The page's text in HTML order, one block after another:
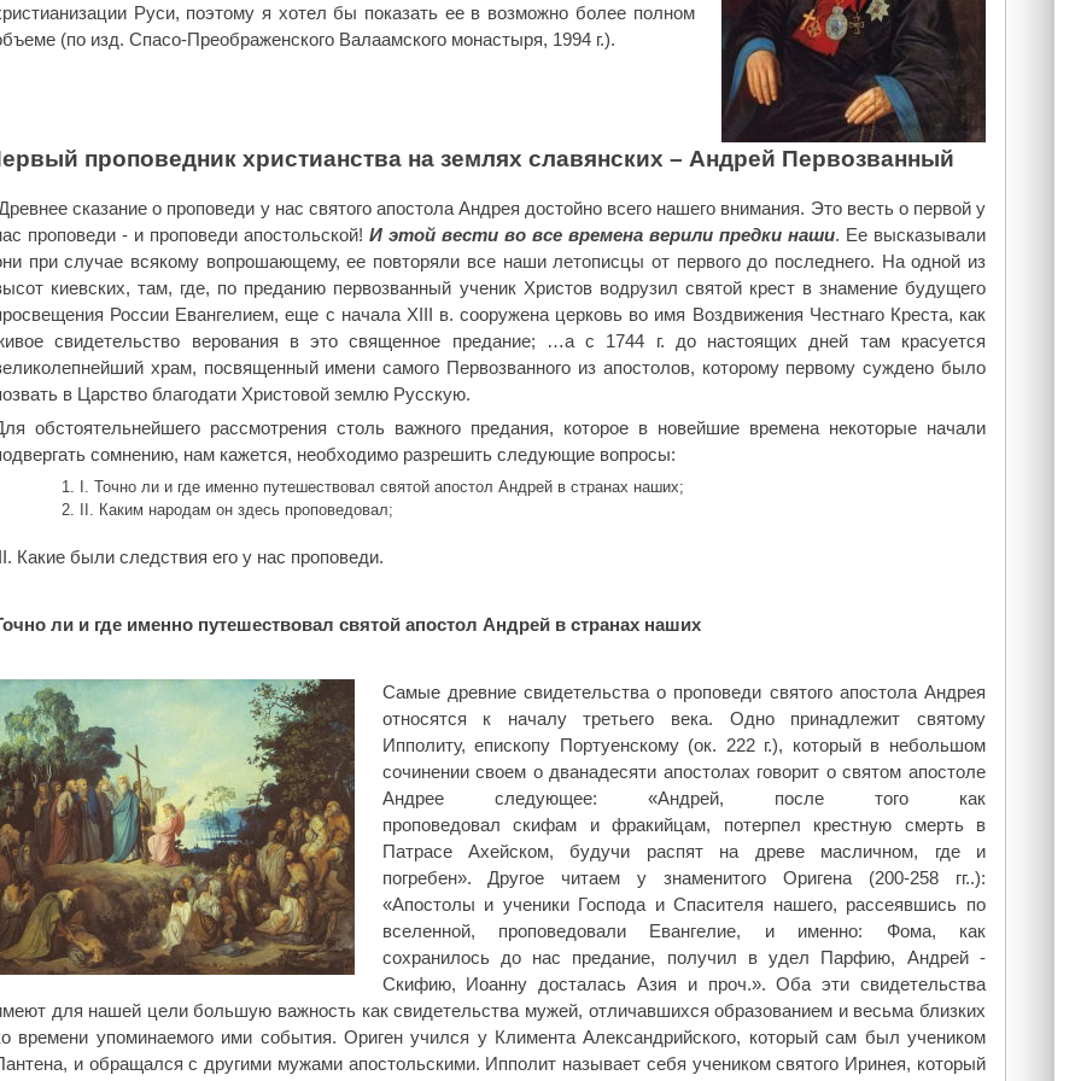
Руси, поэтому я хотел бы показать ее в возможно более полном
(по изд. Спасо-Преображенского Валаамского монастыря, 1994 г.).
проповедник христианства на землях славянских – Андрей Первозванный
сказание о проповеди у нас святого апостола Андрея достойно всего нашего внимания. Это весть о первой у
проповеди - и проповеди апостольской! И этой вести во все времена верили предки наши. Ее высказывали
при случае всякому вопрошающему, ее повторяли все наши летописцы от первого до последнего. На одной из
киевских, там, где, по преданию первозванный ученик Христов водрузил святой крест в знамение будущего
России Евангелием, еще с начала XIII в. сооружена церковь во имя Воздвижения Честнаго Креста, как
свидетельство верования в это священное предание; …а с 1744 г. до настоящих дней там красуется
храм, посвященный имени самого Первозванного из апостолов, которому первому суждено было
в Царство благодати Христовой землю Русскую.
обстоятельнейшего рассмотрения столь важного предания, которое в новейшие времена некоторые начали
сомнению, нам кажется, необходимо разрешить следующие вопросы:
I. Точно ли и где именно путешествовал святой апостол Андрей в странах наших;
II. Каким народам он здесь проповедовал;
Какие были следствия его у нас проповеди.
ли и где именно путешествовал святой апостол Андрей в странах наших
Самые древние свидетельства о проповеди святого апостола Андрея
относятся к началу третьего века. Одно принадлежит святому
Ипполиту, епископу Портуенскому (ок. 222 г.), который в небольшом
сочинении своем о дванадесяти апостолах говорит о святом апостоле
Андрее следующее: «Андрей, после того как
проповедовал скифам и фракийцам, потерпел крестную смерть в
Патрасе Ахейском, будучи распят на древе масличном, где и
погребен». Другое читаем у знаменитого Оригена (200-258 гг..):
«Апостолы и ученики Господа и Спасителя нашего, рассеявшись по
вселенной, проповедовали Евангелие, и именно: Фома, как
сохранилось до нас предание, получил в удел Парфию, Андрей -
Скифию, Иоанну досталась Азия и проч.». Оба эти свидетельства
для нашей цели большую важность как свидетельства мужей, отличавшихся образованием и весьма близких
времени упоминаемого ими события. Ориген учился у Климента Александрийского, который сам был учеником
и обращался с другими мужами апостольскими. Ипполит называет себя учеником святого Иринея, который